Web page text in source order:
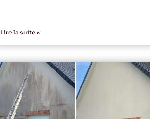
Lire la suite »